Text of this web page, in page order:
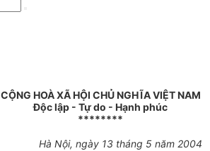
CỘNG HOÀ XÃ HỘI CHỦ NGHĨA VIỆT NAM
Độc lập - Tự do - Hạnh phúc
********
Hà Nội, ngày 13 tháng 5 năm 2004